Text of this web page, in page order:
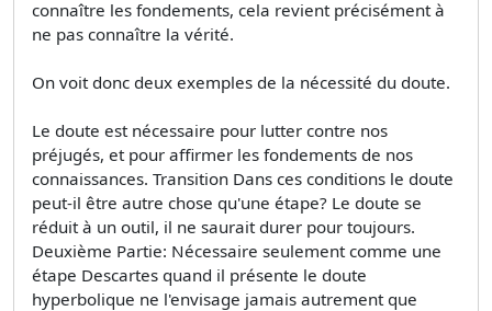
connaître les fondements, cela revient précisément à
ne pas connaître la vérité.
On voit donc deux exemples de la nécessité du doute.
Le doute est nécessaire pour lutter contre nos
préjugés, et pour affirmer les fondements de nos
connaissances. Transition Dans ces conditions le doute
peut-il être autre chose qu'une étape? Le doute se
réduit à un outil, il ne saurait durer pour toujours.
Deuxième Partie: Nécessaire seulement comme une
étape Descartes quand il présente le doute
hyperbolique ne l'envisage jamais autrement que